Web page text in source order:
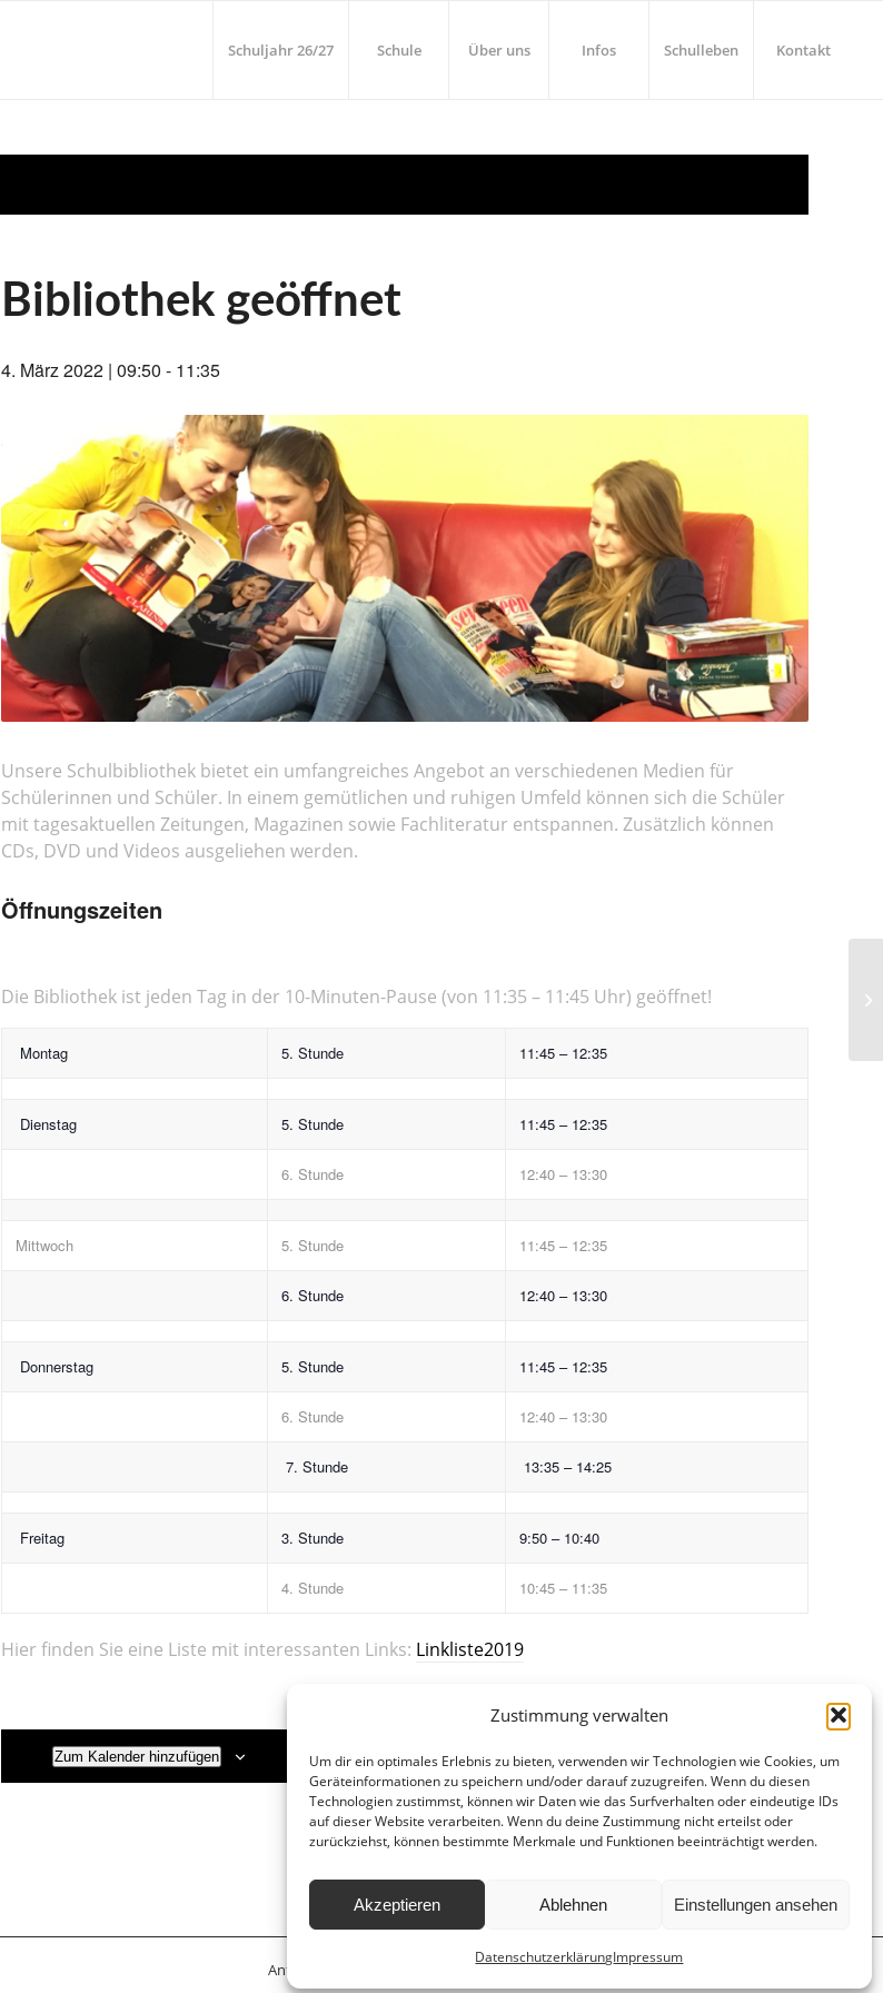
Zustimmung verwalten
Um dir ein optimales Erlebnis zu bieten, verwenden wir Technologien wie Cookies, um
Geräteinformationen zu speichern und/oder darauf zuzugreifen. Wenn du diesen
Technologien zustimmst, können wir Daten wie das Surfverhalten oder eindeutige IDs
auf dieser Website verarbeiten. Wenn du deine Zustimmung nicht erteilst oder
zurückziehst, können bestimmte Merkmale und Funktionen beeinträchtigt werden.
Akzeptieren Ablehnen Einstellungen ansehen
DatenschutzerklärungImpressum
Schuljahr 26/27 Schule Über uns Infos Schulleben Kontakt
Bibliothek geöffnet
4. März 2022 | 09:50 - 11:35
Unsere Schulbibliothek bietet ein umfangreiches Angebot an verschiedenen Medien für
Schülerinnen und Schüler. In einem gemütlichen und ruhigen Umfeld können sich die Schüler
mit tagesaktuellen Zeitungen, Magazinen sowie Fachliteratur entspannen. Zusätzlich können
CDs, DVD und Videos ausgeliehen werden.
Öffnungszeiten
Die Bibliothek ist jeden Tag in der 10-Minuten-Pause (von 11:35 – 11:45 Uhr) geöffnet!
Montag 5. Stunde 11:45 – 12:35
Dienstag 5. Stunde 11:45 – 12:35
6. Stunde 12:40 – 13:30
Mittwoch 5. Stunde 11:45 – 12:35
6. Stunde 12:40 – 13:30
Donnerstag 5. Stunde 11:45 – 12:35
6. Stunde 12:40 – 13:30
7. Stunde 13:35 – 14:25
Freitag 3. Stunde 9:50 – 10:40
4. Stunde 10:45 – 11:35
Hier finden Sie eine Liste mit interessanten Links: Linkliste2019
Zum Kalender hinzufügen
Anfahrt Hausordnung Datenschutzerklärung